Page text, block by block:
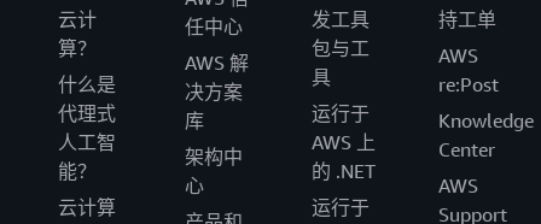
云计
算？
什么是
代理式
人工智
能？
云计算
任中心
AWS 解
决方案
库
架构中
心
发工具
包与工
具
运行于
AWS 上
的 .NET
运行于
持工单
AWS
re:Post
Knowledge
Center
AWS
Support